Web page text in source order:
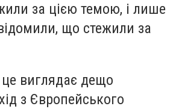
за цією темою, і лише
що стежили за
виглядає дещо
з Європейського